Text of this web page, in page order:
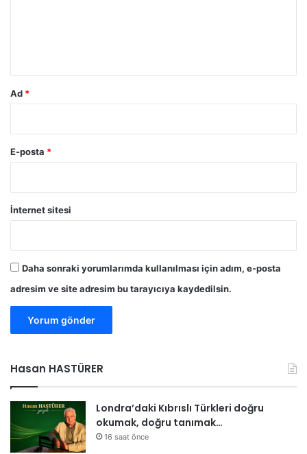
r
d
ü
Ad *
E-posta *
İnternet sitesi
Daha sonraki yorumlarımda kullanılması için adım, e-posta
adresim ve site adresim bu tarayıcıya kaydedilsin.
Hasan HASTÜRER
Londra’daki Kıbrıslı Türkleri doğru
okumak, doğru tanımak…
16 saat önce